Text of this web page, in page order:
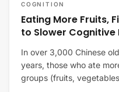
COGNITION
Eating More Fruits,
to Slower Cognitive
In over 3,000 Chinese
years, those who ate
groups (fruits,